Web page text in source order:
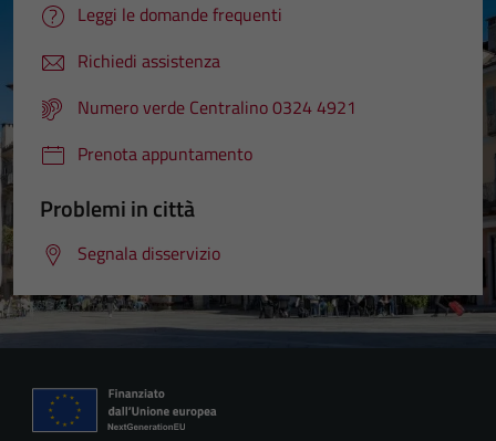
Leggi le domande frequenti
Richiedi assistenza
Numero verde Centralino 0324 4921
Prenota appuntamento
Problemi in città
Segnala disservizio